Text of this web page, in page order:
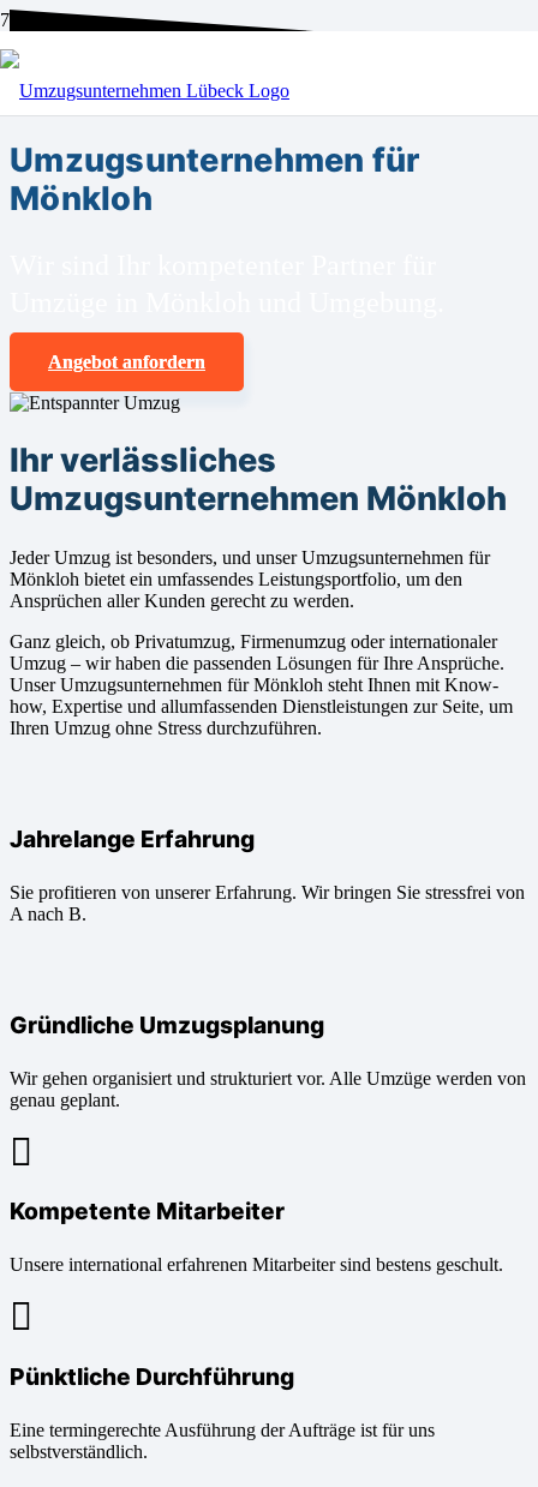
BEI UNS SIND SIE RICHTIG!
Umzugsunternehmen für
Mönkloh
Angebot anfordern
Ihr verlässliches
Umzugsunternehmen Mönkloh
Jeder Umzug ist besonders, und unser Umzugsunternehmen für
Mönkloh bietet ein umfassendes Leistungsportfolio, um den
Ansprüchen aller Kunden gerecht zu werden.
Ganz gleich, ob Privatumzug, Firmenumzug oder internationaler
Umzug – wir haben die passenden Lösungen für Ihre Ansprüche.
Unser Umzugsunternehmen für Mönkloh steht Ihnen mit Know-
how, Expertise und allumfassenden Dienstleistungen zur Seite, um
Ihren Umzug ohne Stress durchzuführen.
Jahrelange Erfahrung
Sie profitieren von unserer Erfahrung. Wir bringen Sie stressfrei von
A nach B.
Gründliche Umzugsplanung
Wir gehen organisiert und strukturiert vor. Alle Umzüge werden von
genau geplant.
Kompetente Mitarbeiter
Unsere international erfahrenen Mitarbeiter sind bestens geschult.
Pünktliche Durchführung
Eine termingerechte Ausführung der Aufträge ist für uns
selbstverständlich.